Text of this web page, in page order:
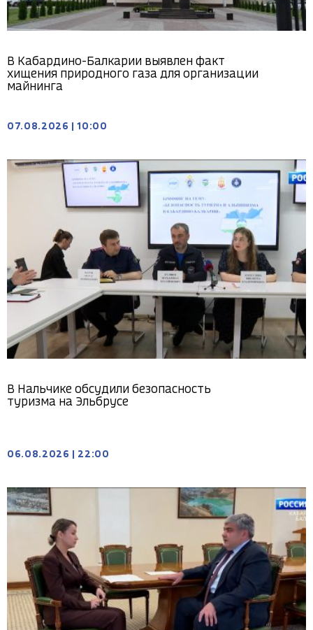
В Кабардино-Балкарии выявлен факт
хищения природного газа для организации
майнинга
07.08.2026 10:00
В Нальчике обсудили безопасность
туризма на Эльбрусе
06.08.2026 22:00